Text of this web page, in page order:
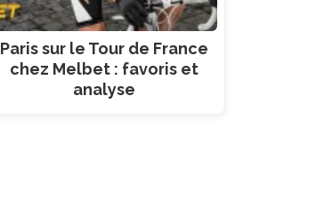
Paris sur le Tour de France
chez Melbet : favoris et
analyse